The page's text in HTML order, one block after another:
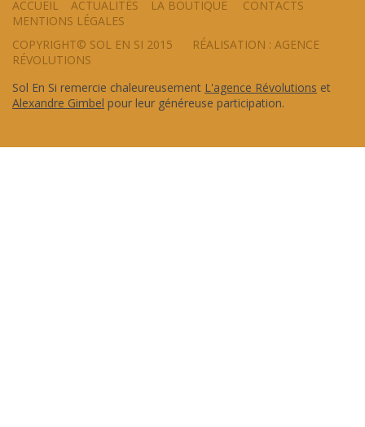
ACCUEIL ACTUALITÉS LA BOUTIQUE
CONTACTS
MENTIONS LÉGALES
COPYRIGHT© SOL EN SI 2015
RÉALISATION : AGENCE
RÉVOLUTIONS
Sol En Si remercie chaleureusement L'agence Révolutions et
Alexandre Gimbel pour leur généreuse participation.